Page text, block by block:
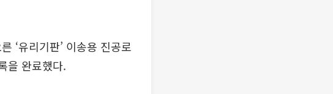
‘유리기판’ 이송용 진공로
을 완료했다.